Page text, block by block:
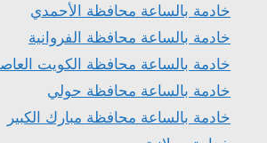
خادمة بالساعة محافظة الأحمدي
خادمة بالساعة محافظة الفروانية
خادمة بالساعة محافظة الكويت
خادمة بالساعة محافظة حولي
خادمة بالساعة محافظة مبارك الكبير